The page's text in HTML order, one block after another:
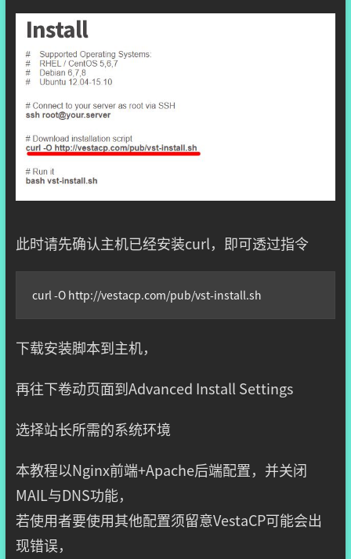
此时请先确认主机已经安装curl，即可透过指令
curl -O http://vestacp.com/pub/vst-install.sh
下载安装脚本到主机，
再往下卷动页面到Advanced Install Settings
选择站长所需的系统环境
本教程以Nginx前端+Apache后端配置，并关闭
MAIL与DNS功能，
若使用者要使用其他配置须留意VestaCP可能会出
现错误，